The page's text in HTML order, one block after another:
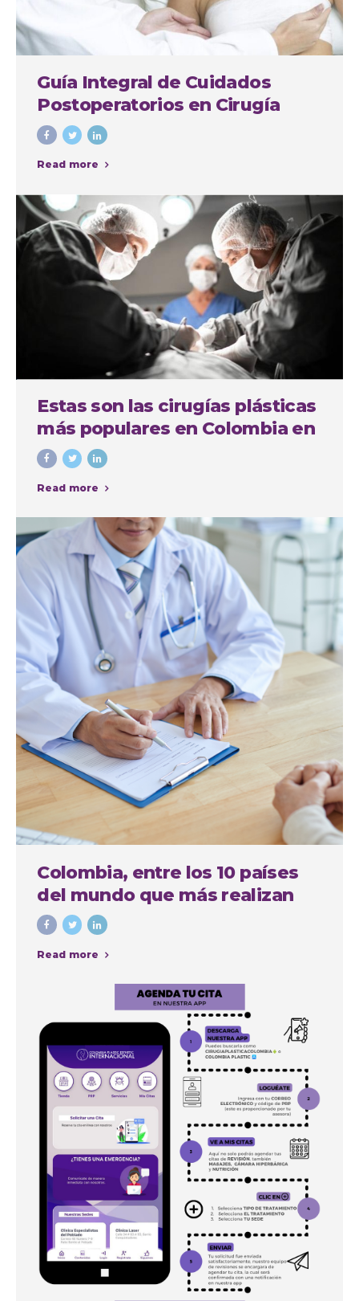
Guía Integral de Cuidados
Postoperatorios en Cirugía
Plástica
Read more
Estas son las cirugías plásticas
más populares en Colombia en
el último año
Read more
Colombia, entre los 10 países
del mundo que más realizan
cirugías plásticas estéticas
Read more